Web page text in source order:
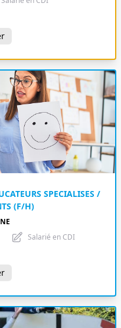
SPECIALISES /
(F/H)
Salarié en CDI